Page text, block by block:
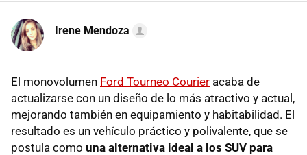
Irene Mendoza
El monovolumen Ford Tourneo Courier acaba de
actualizarse con un diseño de lo más atractivo y actual,
mejorando también en equipamiento y habitabilidad. El
resultado es un vehículo práctico y polivalente, que se
postula como una alternativa ideal a los SUV para